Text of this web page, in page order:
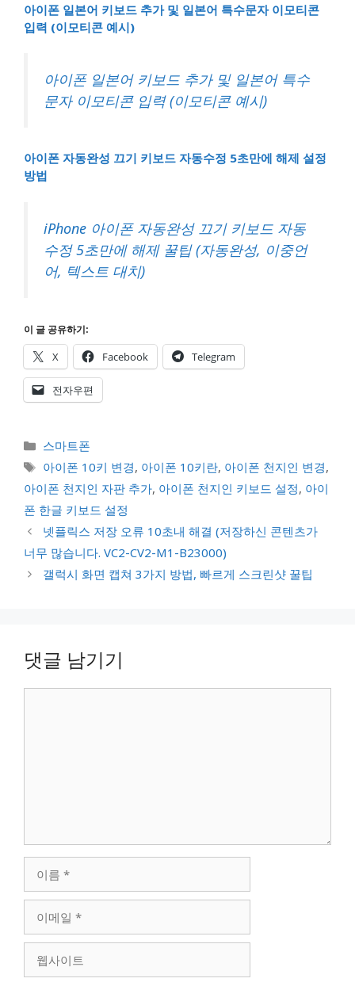
아이폰 일본어 키보드 추가 및 일본어 특수문자 이모티콘
입력 (이모티콘 예시)
아이폰 일본어 키보드 추가 및 일본어 특수
문자 이모티콘 입력 (이모티콘 예시)
아이폰 자동완성 끄기 키보드 자동수정 5초만에 해제 설정
방법
iPhone 아이폰 자동완성 끄기 키보드 자동
수정 5초만에 해제 꿀팁 (자동완성, 이중언
어, 텍스트 대치)
이 글 공유하기:
X Facebook Telegram
전자우편
카
테
고
리
스마트폰
태
그
아이폰 10키 변경, 아이폰 10키란, 아이폰 천지인 변경,
아이폰 천지인 자판 추가, 아이폰 천지인 키보드 설정, 아이
폰 한글 키보드 설정
넷플릭스 저장 오류 10초내 해결 (저장하신 콘텐츠가
너무 많습니다. VC2-CV2-M1-B23000)
갤럭시 화면 캡쳐 3가지 방법, 빠르게 스크린샷 꿀팁
댓글 남기기
일